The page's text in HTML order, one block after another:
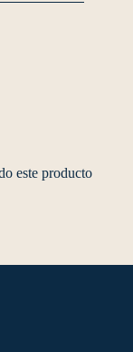
este producto